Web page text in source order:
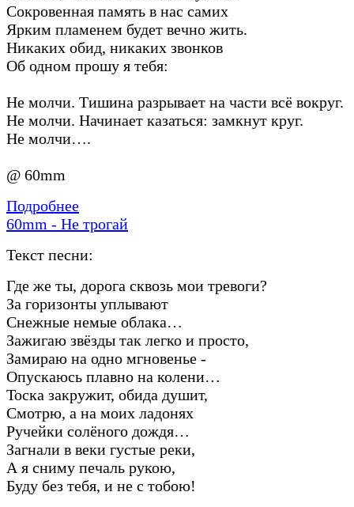
Сокровенная память в нас самих
Ярким пламенем будет вечно жить.
Никаких обид, никаких звонков
Об одном прошу я тебя:
Не молчи. Тишина разрывает на части всё вокруг.
Не молчи. Начинает казаться: замкнут круг.
Не молчи….
@ 60mm
Подробнее
60mm - Не трогай
Текст песни:
Где же ты, дорога сквозь мои тревоги?
За горизонты уплывают
Снежные немые облака…
Зажигаю звёзды так легко и просто,
Замираю на одно мгновенье -
Опускаюсь плавно на колени…
Тоска закружит, обида душит,
Смотрю, а на моих ладонях
Ручейки солёного дождя…
Загнали в веки густые реки,
А я сниму печаль рукою,
Буду без тебя, и не с тобою!